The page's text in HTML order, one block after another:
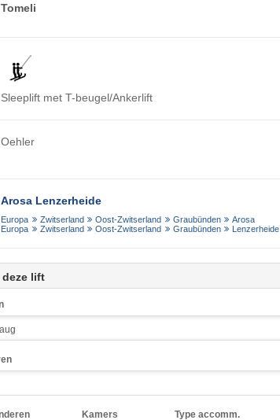
Tomeli
Sleeplift met T-beugel/Ankerlift
Oehler
Arosa Lenzerheide
Europa Zwitserland Oost-Zwitserland Graubünden
Arosa
Europa
Zwitserland Oost-Zwitserland Graubünden Lenzerheide
lift
Kamers Type accomm.